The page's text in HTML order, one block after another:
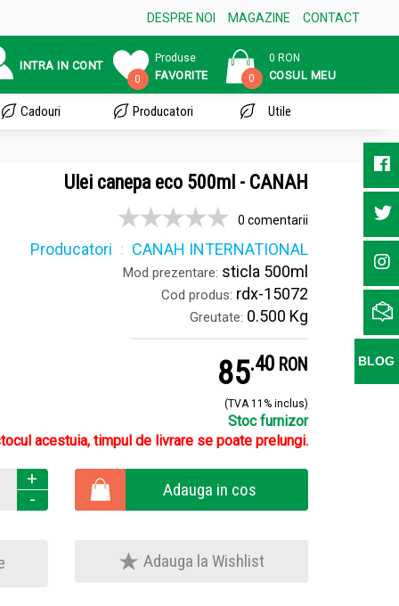
DESPRE NOI MAGAZINE CONTACT
INTRA IN CONT
0
Produse
FAVORITE 0
0 RON
COSUL MEU
Cadouri Producatori Utile
Ulei canepa eco 500ml - CANAH
0 comentarii
Producatori CANAH INTERNATIONAL
Mod prezentare: sticla 500ml
Cod produs: rdx-15072
Greutate: 0.500 Kg
85.4 RON
(TVA 11% inclus)
Stoc furnizor
acestuia, timpul de livrare se poate prelungi.
+
-
Adauga in cos
Adauga la Wishlist
BLOG